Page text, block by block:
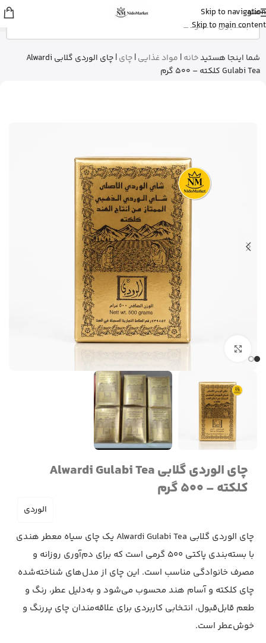
Skip to navigation
Skip to main content
منو
شما اینجا هستیدخانه| مواد غذایی|چای|
چای الوردی گلابی Alwardi
Gulabi Tea کلکته – 500 گرم
برای بزرگنمایی کلیک کنید
چای الوردی گلابی Alwardi Gulabi Tea
کلکته – 500 گرم
الوردی
چای الوردی گلابی Alwardi Gulabi Tea یک چای سیاه معطر هندی
با بسته‌بندی پاکتی 500 گرمی است که برای دم‌آوری روزانه و
مصرف خانوادگی مناسب است. این چای از مدل‌های شناخته‌شده
چای کلکته و آسام هند محسوب می‌شود و به‌دلیل عطر، رنگ و
طعم قابل‌قبول، انتخابی کاربردی برای علاقه‌مندان چای پررنگ و
خوش‌عطر است.
علیاز ساری
بالم سیکاپلاست لاروش پوزای رو خرید
15 دقیقه پیش